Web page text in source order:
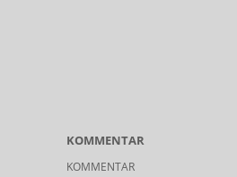
KOMMENTAR
KOMMENTAR